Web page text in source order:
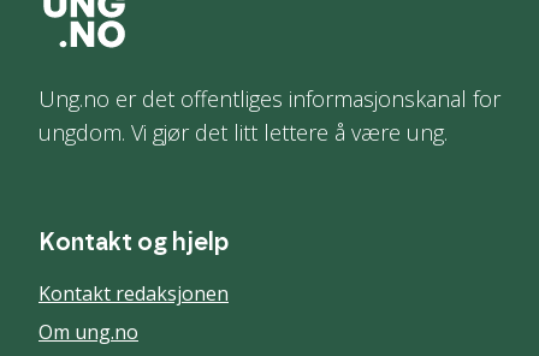
Ung.no er det offentliges informasjonskanal for
ungdom. Vi gjør det litt lettere å være ung.
Kontakt og hjelp
Kontakt redaksjonen
Om ung.no